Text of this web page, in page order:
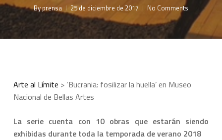
Byprensa 25 de diciembre de 2017 No Comments
Arte al Límite > ‘Bucrania: fosilizar la huella’ en Museo
Nacional de Bellas Artes
La serie cuenta con 10 obras que estarán siendo
exhibidas durante toda la temporada de verano 2018